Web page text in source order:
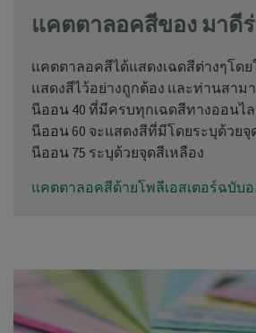
แคตตาลอคสีของ มาดี
เเคตตาลอคสีได้แสดงเฉดสีต่างๆโด
แสดงสีไว้อย่างถูกต้อง และท่านสาม
นีออน 40 ที่มีครบทุกเฉดสีทางออนไ
นีออน 60 จะแสดงสีที่มีโดยระบุด้วยจุ
นีออน 75 ระบุด้วยจุดสีเหลือง
แคตตาลอคสีด้ายโพลีเอสเตอร์ฉบับ